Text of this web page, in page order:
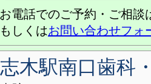
お電話でのご予約・ご相談
もしくはお問い合わせフォ
志木駅南口歯科